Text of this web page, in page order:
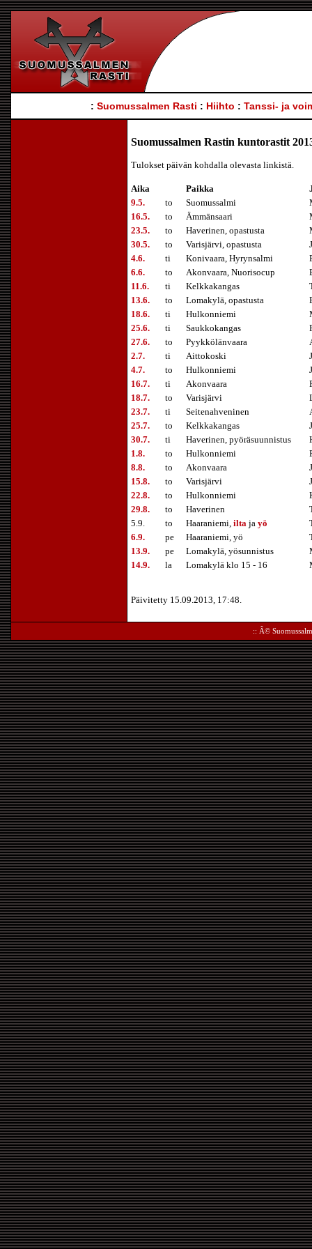
: Suomussalmen Rasti : Hiihto : Tanssi- ja
Suomussalmen Rastin kuntorastit
Tulokset päivän kohdalla olevasta linkistä.
Aika Paikka
9.5.
to Suomussalmi
16.5.
to Ämmänsaari
23.5.
to Haverinen, opastusta
30.5.
to Varisjärvi, opastusta
4.6.
ti Konivaara, Hyrynsalmi
6.6.
to Akonvaara, Nuorisocup
11.6.
ti Kelkkakangas
13.6.
to Lomakylä, opastusta
18.6.
ti Hulkonniemi
25.6.
ti Saukkokangas
27.6.
to Pyykkölänvaara
2.7.
ti Aittokoski
4.7.
to Hulkonniemi
16.7.
ti Akonvaara
18.7.
to Varisjärvi
23.7.
ti Seitenahveninen
25.7.
to Kelkkakangas
30.7.
ti Haverinen, pyöräsuunnistus
1.8.
to Hulkonniemi
8.8.
to Akonvaara
15.8.
to Varisjärvi
22.8.
to Hulkonniemi
29.8.
to Haverinen
5.9.
to Haaraniemi, ilta ja yö
6.9.
pe Haaraniemi, yö
13.9.
pe Lomakylä, yösunnistus
14.9.
la Lomakylä klo 15 - 16
Päivitetty 15.09.2013, 17:48.
:: Â©